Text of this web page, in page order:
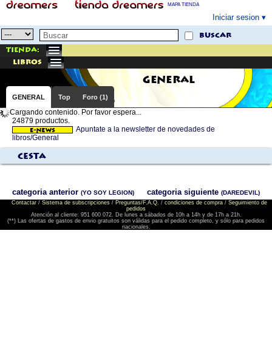
MAPA TIENDA
Iniciar sesion
buscar
Tienda:
libros
GENERAL
GENERAL Top Foro (1)
Cargando contenido. Por favor espera...
24879 productos.
Apuntate a la newsletter de novedades de
libros/General
Cesta
categoria anterior (YO SOY LEGION) categoria siguiente (DAREDEVIL)
Contactar/ Sistema de subscripciones/ Preguntas/F.A.Q. / condiciones de compra/ Seguimiento de
pedidos
Atención al cliente: 951 600 072. De lunes a sábados de 10h a 14h y de 17h a 21h.
(**) Las ofertas de gastos de envio gratuitos son válidas para el pedido completo, y sólo para pedidos
nacionales.